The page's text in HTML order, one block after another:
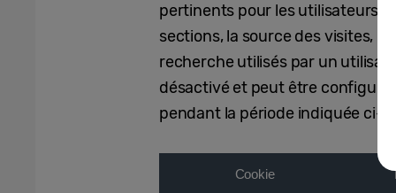
pertinents pour les utilisateurs.
sections, la source des visites,
recherche utilisés par un
désactivé et peut être configuré
pendant la période indiquée ci-
Cookie